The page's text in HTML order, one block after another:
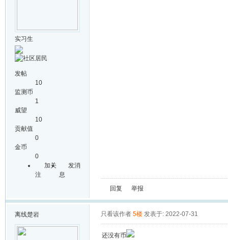
实习生
发帖
10
监测币
1
威望
10
贡献值
0
金币
0
加关
注
发消
息
回复 举报
离线楚岩 只看该作者 5楼 发表于: 2022-07-31
还没有币